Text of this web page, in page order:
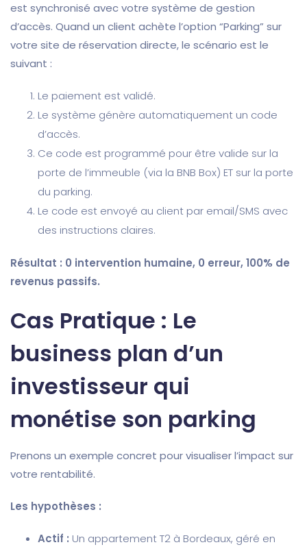
est synchronisé avec votre système de gestion
d’accès. Quand un client achète l’option “Parking” sur
votre site de réservation directe, le scénario est le
suivant :
Le paiement est validé.
Le système génère automatiquement un code
d’accès.
Ce code est programmé pour être valide sur la
porte de l’immeuble (via la BNB Box) ET sur la porte
du parking.
Le code est envoyé au client par email/SMS avec
des instructions claires.
Résultat : 0 intervention humaine, 0 erreur, 100% de
revenus passifs.
Cas Pratique : Le
business plan d’un
investisseur qui
monétise son parking
Prenons un exemple concret pour visualiser l’impact sur
votre rentabilité.
Les hypothèses :
Actif : Un appartement T2 à Bordeaux, géré en